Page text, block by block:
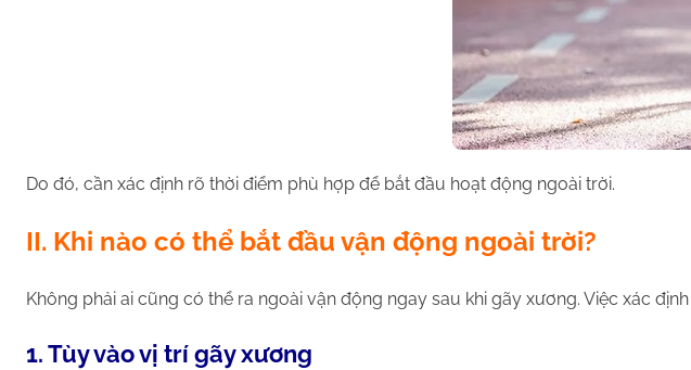
Do đó, cần xác định rõ thời điểm phù hợp để bắt đầu hoạt động ngoài trời.
II. Khi nào có thể bắt đầu vận động ngoài trời?
Không phải ai cũng có thể ra ngoài vận động ngay sau khi gãy xương. Việc xác
1. Tùy vào vị trí gãy xương